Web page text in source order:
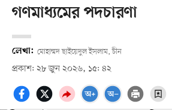
গণমাধ্যমের পদচারণা
লেখা: মোহাম্মদ ছাইয়েদুল ইসলাম, চীন
প্রকাশ: ২৮ জুন ২০২৬, ১৫: ৪২